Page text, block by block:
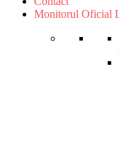
Monitorul Oficial